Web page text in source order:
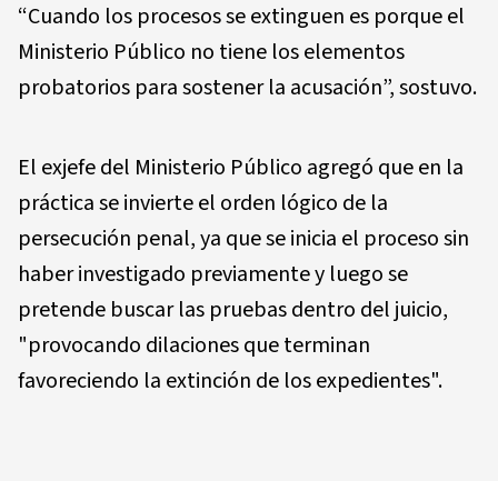
“Cuando los procesos se extinguen es porque el
Ministerio Público no tiene los elementos
probatorios para sostener la acusación”, sostuvo.
El exjefe del Ministerio Público agregó que en la
práctica se invierte el orden lógico de la
persecución penal, ya que se inicia el proceso sin
haber investigado previamente y luego se
pretende buscar las pruebas dentro del juicio,
"provocando dilaciones que terminan
favoreciendo la extinción de los expedientes".